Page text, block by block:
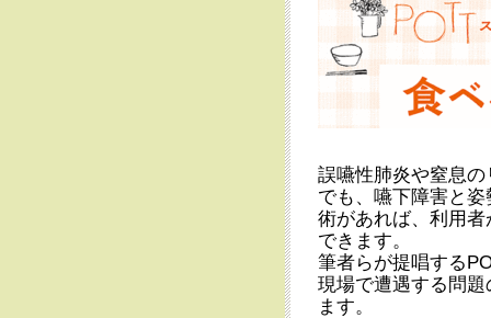
誤嚥性肺炎や窒息
でも、嚥下障害と
術があれば、利用
できます。
筆者らが提唱する
現場で遭遇する問
ます。